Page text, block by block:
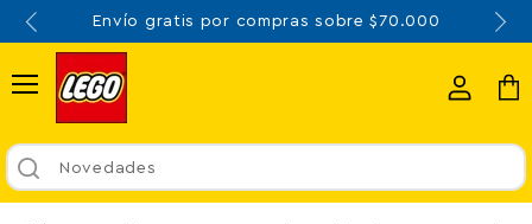
compras sobre $70.000 3 y 6
Menú
Novedades